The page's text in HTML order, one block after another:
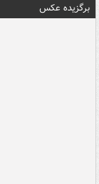
برگزیده عکس